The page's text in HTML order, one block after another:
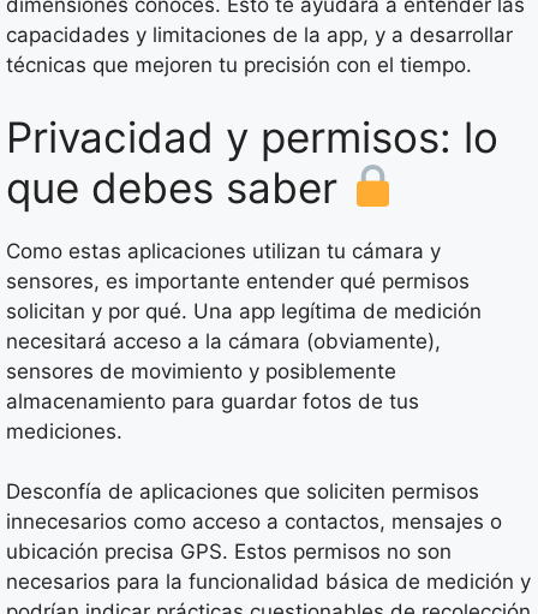
dimensiones conoces. Esto te ayudará a entender las
capacidades y limitaciones de la app, y a desarrollar
técnicas que mejoren tu precisión con el tiempo.
Privacidad y permisos: lo
que debes saber
Como estas aplicaciones utilizan tu cámara y
sensores, es importante entender qué permisos
solicitan y por qué. Una app legítima de medición
necesitará acceso a la cámara (obviamente),
sensores de movimiento y posiblemente
almacenamiento para guardar fotos de tus
mediciones.
Desconfía de aplicaciones que soliciten permisos
innecesarios como acceso a contactos, mensajes o
ubicación precisa GPS. Estos permisos no son
necesarios para la funcionalidad básica de medición y